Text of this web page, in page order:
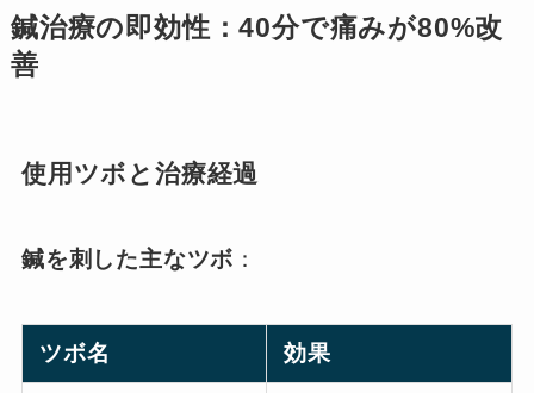
鍼治療の即効性：40分で痛みが80%改
善
使用ツボと治療経過
鍼を刺した主なツボ ：
ツボ名 効果